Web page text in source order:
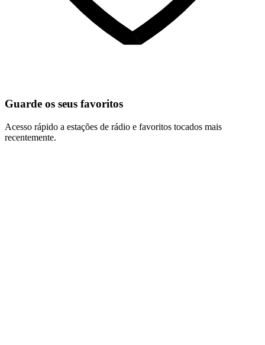
Guarde os seus favoritos
Acesso rápido a estações de rádio e favoritos tocados mais
recentemente.